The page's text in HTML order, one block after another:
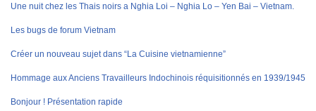
Une nuit chez les Thais noirs a Nghia Loi – Nghia Lo – Yen Bai – Vietnam.
Les bugs de forum Vietnam
Créer un nouveau sujet dans “La Cuisine vietnamienne”
Hommage aux Anciens Travailleurs Indochinois réquisitionnés en 1939/1945
Bonjour ! Présentation rapide